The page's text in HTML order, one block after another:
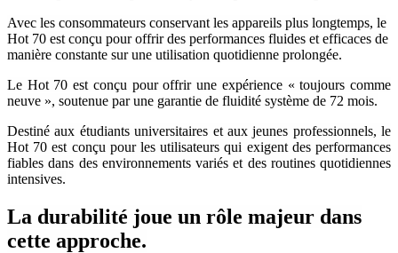
Avec les consommateurs conservant les appareils plus longtemps, le
Hot 70 est conçu pour offrir des performances fluides et efficaces de
manière constante sur une utilisation quotidienne prolongée.
Le Hot 70 est conçu pour offrir une expérience « toujours comme
neuve », soutenue par une garantie de fluidité système de 72 mois.
Destiné aux étudiants universitaires et aux jeunes professionnels, le
Hot 70 est conçu pour les utilisateurs qui exigent des performances
fiables dans des environnements variés et des routines quotidiennes
intensives.
La durabilité joue un rôle majeur dans
cette approche.